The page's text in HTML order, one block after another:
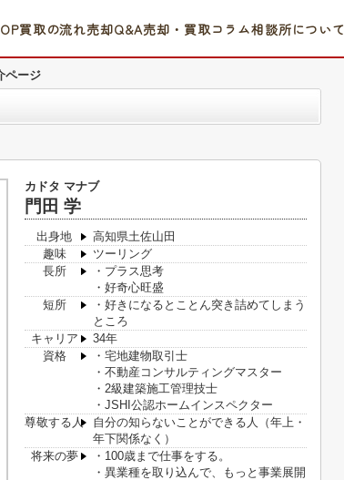
買取の流れ売却Q&A売却・買取コラム相談所について
ページ
カドタ マナブ
門田 学
出身地
高知県土佐山田
趣味
ツーリング
長所
・プラス思考
・好奇心旺盛
短所
・好きになるとことん突き詰めてしまう
ところ
キャリア
34年
資格
・宅地建物取引士
・不動産コンサルティングマスター
・2級建築施工管理技士
・JSHI公認ホームインスペクター
尊敬する人
自分の知らないことができる人（年上・
年下関係なく）
将来の夢
・100歳まで仕事をする。
・異業種を取り込んで、もっと事業展開